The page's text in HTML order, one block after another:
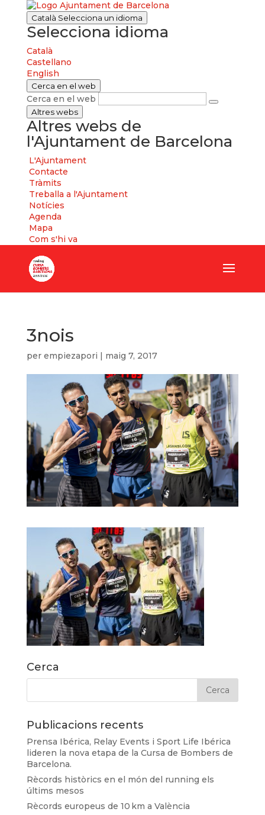
Català Selecciona un idioma
Selecciona idioma
Català
Castellano
English
Cerca en el web
Cerca en el web
Altres webs
Altres webs de
l'Ajuntament de Barcelona
L'Ajuntament
Contacte
Tràmits
Treballa a l'Ajuntament
Notícies
Agenda
Mapa
Com s'hi va
3nois
per empiezapori | maig 7, 2017
Cerca
Publicacions recents
Prensa Ibérica, Relay Events i Sport Life Ibérica
lideren la nova etapa de la Cursa de Bombers de
Barcelona.
Rècords històrics en el món del running els
últims mesos
Rècords europeus de 10 km a València